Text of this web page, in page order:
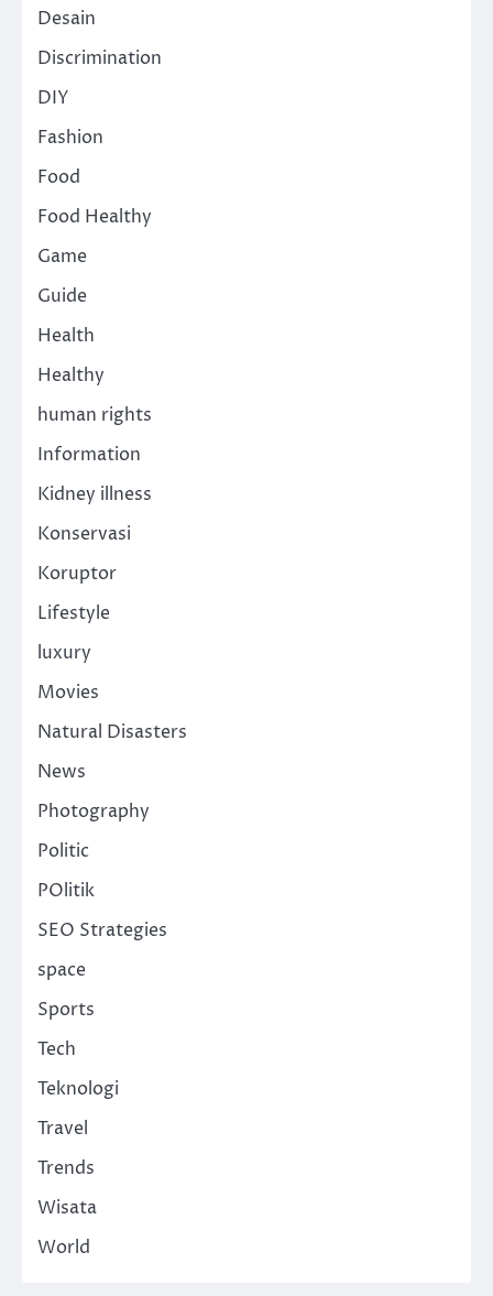
Desain
Discrimination
DIY
Fashion
Food
Food Healthy
Game
Guide
Health
Healthy
human rights
Information
Kidney illness
Konservasi
Koruptor
Lifestyle
luxury
Movies
Natural Disasters
News
Photography
Politic
POlitik
SEO Strategies
space
Sports
Tech
Teknologi
Travel
Trends
Wisata
World